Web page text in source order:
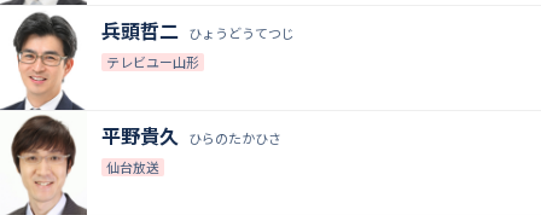
ひょうどうてつじ
兵頭哲二
テレビユー山形
ひらのたかひさ
平野貴久
仙台放送